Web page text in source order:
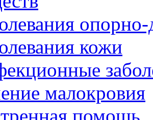
опорно-
кожи
малокровия